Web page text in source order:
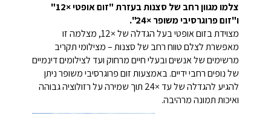
צלמו מגוון רחב של סצנות בעזרת "זום אופטי ×12"
ו"זום פרוגרסיבי משופר ×24".
מצוידת בזום אופטי בעל הגדלה של ×12, מצלמה זו
מאפשרת לצלם טווח רחב של סצנות – מצילומי תקריב
מרשימים של אנשים ובעלי חיים מרחוק ועד לצילומים דינמיים
של נופים רחבי ידיים. באמצעות זום פרוגרסיבי משופר ניתן
להגיע להגדלה של עד ×24 תוך שמירה על רזולוציה גבוהה
ואיכות תמונה מרהיבה.